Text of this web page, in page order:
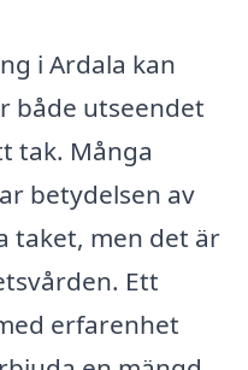
i Ardala kan
både utseendet
tak. Många
betydelsen av
taket, men det är
Ett
erfarenhet